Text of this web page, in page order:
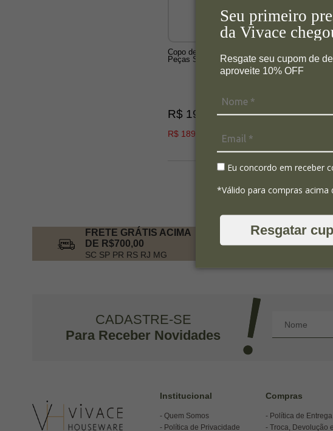
Seu primeiro
da Vivace
Resgate seu cupom de
aproveite 10% OFF
Eu concordo em receber
*Válido para compras acima
Resgatar
Copo de Cristal Single Malt 210ml 2
Peças Selo Prata - Imperattore
R$ 199,00
R$ 189,05
FRETE GRÁTIS ACIMA
DE R$700,00
SC SP PR RS RJ MG
CADASTRE-SE
Para Receber Novidades
Institucional
Quem Somos
Política de Privacidade
Compras
Política de Entrega
Troca, Devolução